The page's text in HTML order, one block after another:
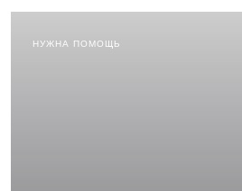
НУЖНА ПОМОЩЬ